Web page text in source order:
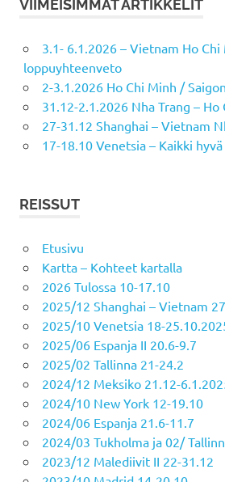
VIIMEISIMMÄT ARTIKKELIT
3.1- 6.1.2026 – Vietnam Ho Chi
loppuyhteenveto
2-3.1.2026 Ho Chi Minh / Saigon
31.12-2.1.2026 Nha Trang – Ho
27-31.12 Shanghai – Vietnam
17-18.10 Venetsia – Kaikki
REISSUT
Etusivu
Kartta – Kohteet kartalla
2026 Tulossa 10-17.10
2025/12 Shanghai – Vietnam
2025/10 Venetsia 18-
2025/06 Espanja II 20.6-9.7
2025/02 Tallinna 21-24.2
2024/12 Meksiko 21.12-
2024/10 New York 12-19.10
2024/06 Espanja 21.6-11.7
2024/03 Tukholma ja 02/
2023/12 Malediivit II 22-31.12